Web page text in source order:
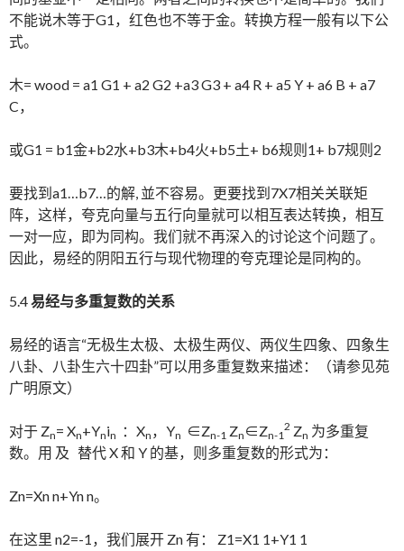
不能说木等于G1，红色也不等于金。转换方程一般有以下公
式。
木= wood = a1 G1 + a2 G2 +a3 G3 + a4 R + a5 Y + a6 B + a7
C，
或G1 = b1金+b2水+b3木+b4火+b5土+ b6规则1+ b7规则2
要找到a1…b7…的解, 並不容易。更要找到7X7相关关联矩
阵，这样，夸克向量与五行向量就可以相互表达转换，相互
一对一应，即为同构。我们就不再深入的讨论这个问题了。
因此，易经的阴阳五行与现代物理的夸克理论是同构的。
5.4易经与多重复数的关系
易经的语言“无极生太极、太极生两仪、两仪生四象、四象生
八卦、八卦生六十四卦”可以用多重复数来描述：（请参见苑
广明原文）
对于 Zn= Xn+Ynin ：Xn ，Yn ∈Zn-1 Zn ∈Zn-1
2 Zn 为多重复
数。用 及 替代 X 和 Y 的基，则多重复数的形式为：
Zn=Xn n+Yn n。
在这里 n2=-1，我们展开 Zn 有： Z1=X1 1+Y1 1